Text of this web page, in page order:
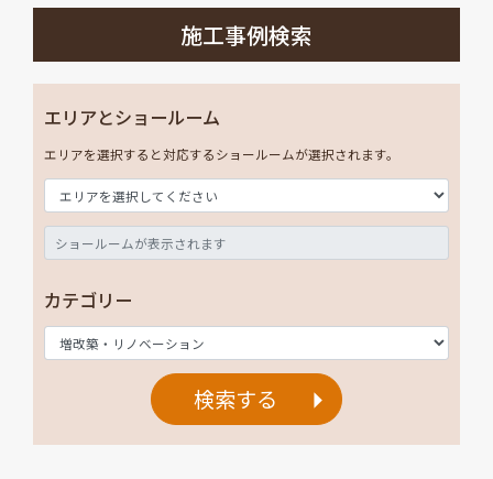
施工事例検索
エリアとショールーム
エリアを選択すると対応するショールームが選択されます。
カテゴリー
検索する